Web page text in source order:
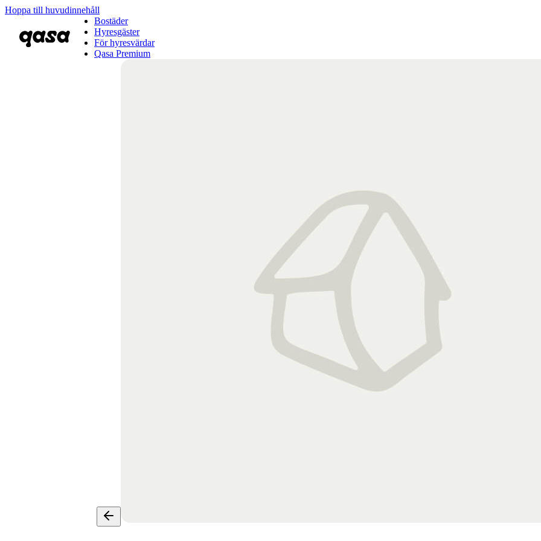
Hoppa till huvudinnehåll
Bostäder
Hyresgäster
För hyresvärdar
Qasa Premium